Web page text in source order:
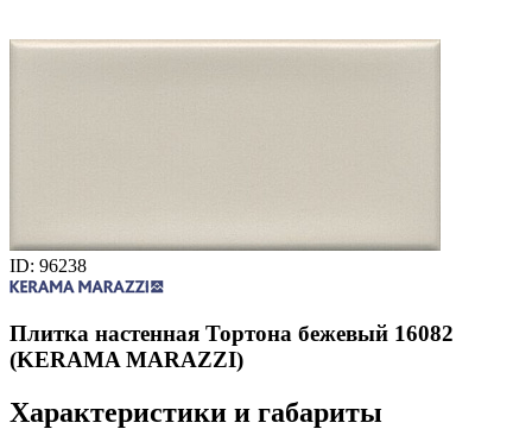
ID: 96238
Плитка настенная Тортона бежевый 16082
(KERAMA MARAZZI)
Характеристики и габариты